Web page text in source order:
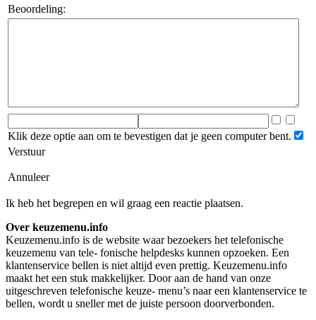
Beoordeling:
Klik deze optie aan om te bevestigen dat je geen computer bent.
Verstuur
Annuleer
Ik heb het begrepen en wil graag een reactie plaatsen.
Over keuzemenu.info
Keuzemenu.info is de website waar bezoekers het telefonische
keuzemenu van tele- fonische helpdesks kunnen opzoeken. Een
klantenservice bellen is niet altijd even prettig. Keuzemenu.info
maakt het een stuk makkelijker. Door aan de hand van onze
uitgeschreven telefonische keuze- menu’s naar een klantenservice te
bellen, wordt u sneller met de juiste persoon doorverbonden.